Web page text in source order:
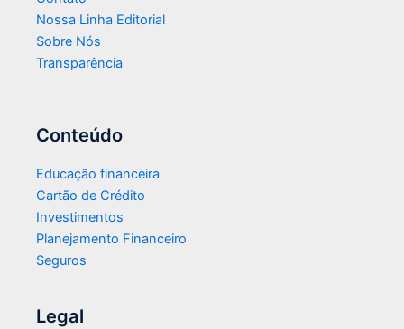
Nossa Linha Editorial
Sobre Nós
Transparência​
Conteúdo
Educação financeira
Cartão de Crédito
Investimentos
Planejamento Financeiro
Seguros
Legal